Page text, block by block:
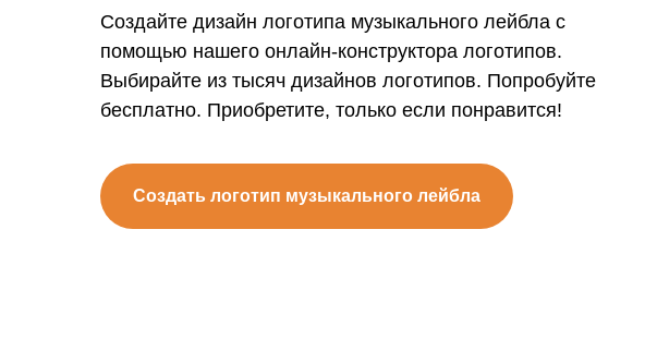
Создайте дизайн логотипа музыкального лейбла с
помощью нашего онлайн-конструктора логотипов.
Выбирайте из тысяч дизайнов логотипов. Попробуйте
бесплатно. Приобретите, только если понравится!
Создать логотип музыкального лейбла